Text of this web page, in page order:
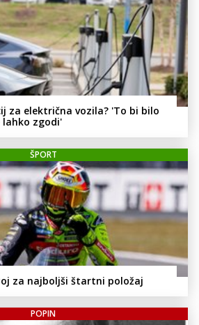
za električna vozila? 'To bi bilo
lahko zgodi'
ŠPORT
za najboljši štartni položaj
POPIN